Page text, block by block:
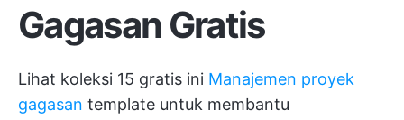
Gagasan Gratis
Lihat koleksi 15 gratis ini Manajemen proyek
gagasan template untuk membantu